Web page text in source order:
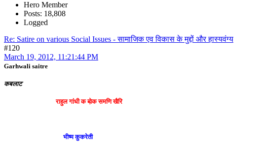
Hero Member
Posts: 18,808
Logged
Re: Satire on various Social Issues - सामाजिक एव विकास के मुद्दों और हास्यवंग्य
#120
March 19, 2012, 11:21:44 PM
Garhwali saitre
कबलाट
राहुल गांधी क ब्व़ेक समणि खैरि
भीष्म कुकरेती